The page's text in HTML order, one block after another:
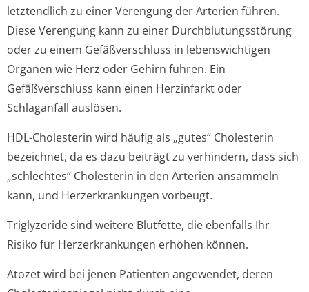
letztendlich zu einer Verengung der Arterien führen.
Diese Verengung kann zu einer Durchblutungsstörung
oder zu einem Gefäßverschluss in lebenswichtigen
Organen wie Herz oder Gehirn führen. Ein
Gefäßverschluss kann einen Herzinfarkt oder
Schlaganfall auslösen.
HDL-Cholesterin wird häufig als „gutes“ Cholesterin
bezeichnet, da es dazu beiträgt zu verhindern, dass sich
„schlechtes“ Cholesterin in den Arterien ansammeln
kann, und Herzerkrankungen vorbeugt.
Triglyzeride sind weitere Blutfette, die ebenfalls Ihr
Risiko für Herzerkrankungen erhöhen können.
Atozet wird bei jenen Patienten angewendet, deren